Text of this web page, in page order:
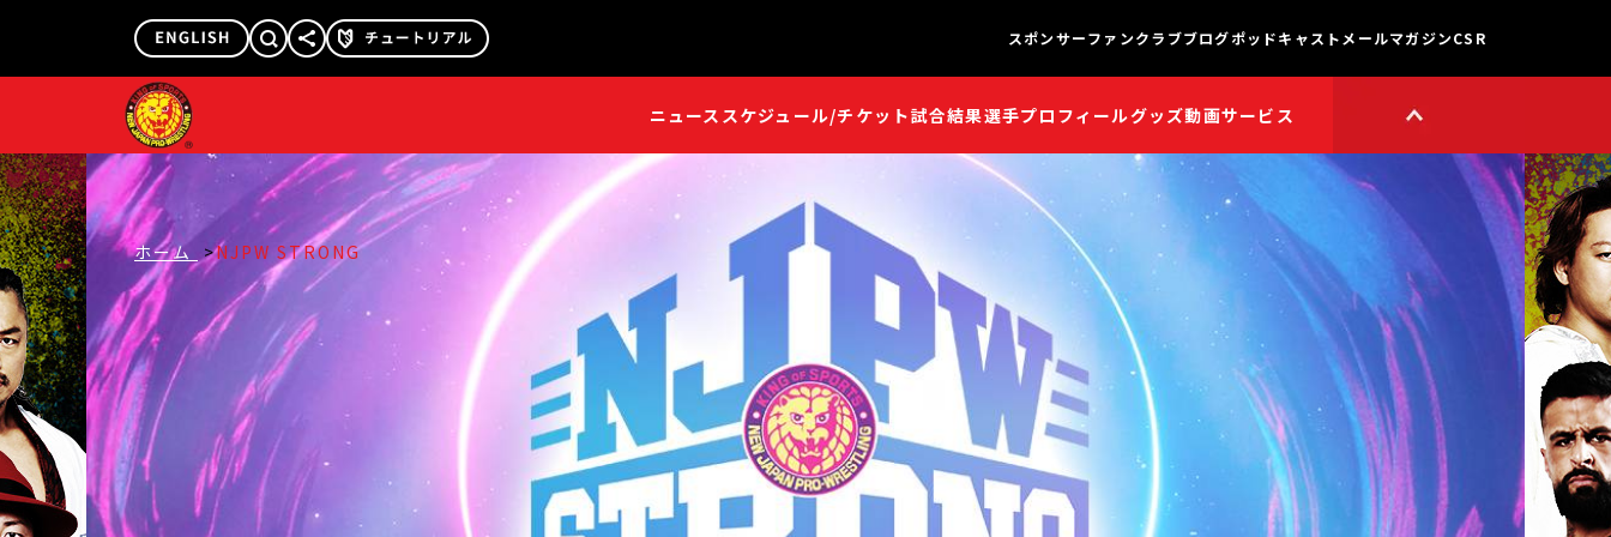
ニュース スケジュール/チケット試合結果選手プロフィールグッズ
闘魂SHOPプラス
動画サービス
新日本プロレスワールド
Youtube公式チャンネル
TikTok公式アカウント
獣神サンダー・ライガー
チャンネル
矢野通プロデュース!!
スイーツ真壁チャンネル
聖帝タイチのゲーム実況
チャンネル
鷹木信悟ちゃんねる
永田裕志のゼァ!チャンネル
オーカーンチャンネル
スポンサーファンクラブブログポッドキャスト メールマガジンCSR
ホーム NJPW STRONG